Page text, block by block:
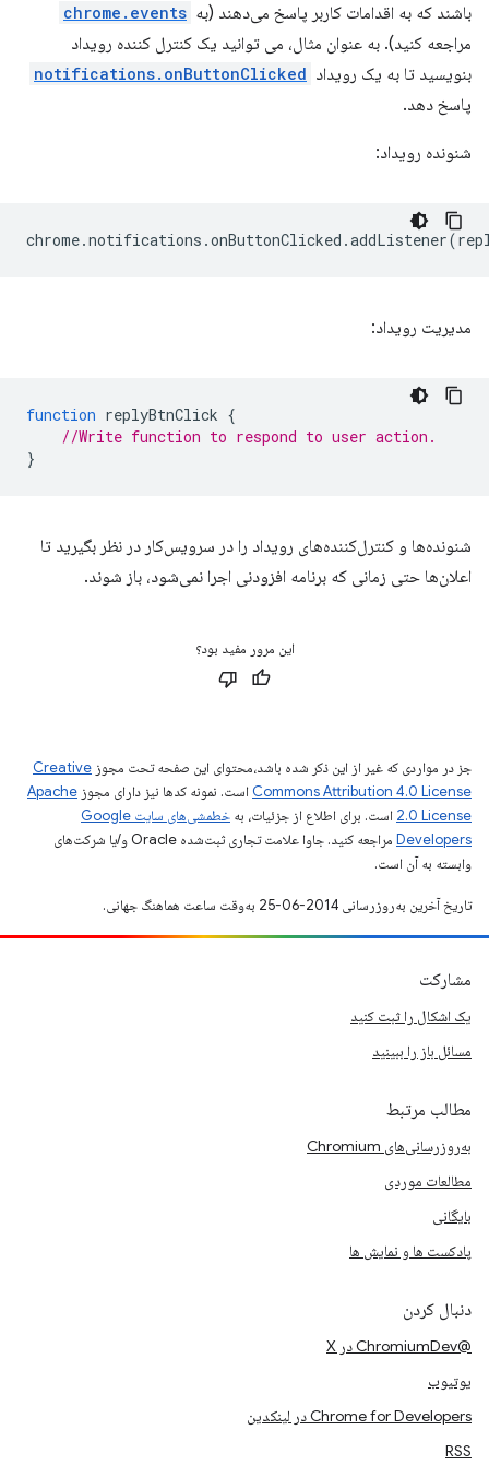
باشند که به اقدامات کاربر پاسخ می‌دهند (به chrome.events
مراجعه کنید). به عنوان مثال، می توانید یک کنترل کننده رویداد
بنویسید تا به یک رویداد notifications.onButtonClicked
پاسخ دهد.
شنونده رویداد:
chrome.notifications .onButtonClicked .addListener(
مدیریت رویداد:
function replyBtnClick {
//Write function to respond to user action.
}
شنونده‌ها و کنترل‌کننده‌های رویداد را در سرویس‌کار در نظر بگیرید تا
اعلان‌ها حتی زمانی که برنامه افزودنی اجرا نمی‌شود، باز شوند.
این مرور مفید بود؟
جز در مواردی که غیر از این ذکر شده باشد،‌محتوای این صفحه تحت مجوز Creative
Commons Attribution 4.0 License است. نمونه کدها نیز دارای مجوز Apache
2.0 License است. برای اطلاع از جزئیات، به
خطمشی‌های سایت Google
Developers‏
مراجعه کنید. جاوا علامت تجاری ثبت‌شده Oracle و/یا شرکت‌های
وابسته به آن است.
تاریخ آخرین به‌روزرسانی 2014-06-25 به‌وقت ساعت هماهنگ جهانی.
مشارکت
یک اشکال را ثبت کنید
مسائل باز را ببینید
مطالب مرتبط
به‌روزرسانی‌های Chromium
مطالعات موردی
بایگانی
پادکست ها و نمایش ها
دنبال کردن
@ChromiumDev در X
یوتیوب
Chrome for Developers در لینکدین
RSS